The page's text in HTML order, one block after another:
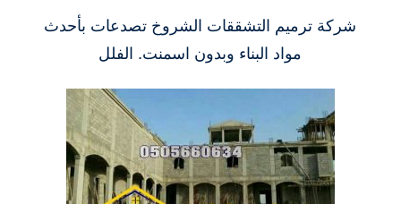
شركة ترميم التشققات الشروخ تصدعات بأحدث
مواد البناء وبدون اسمنت. الفلل